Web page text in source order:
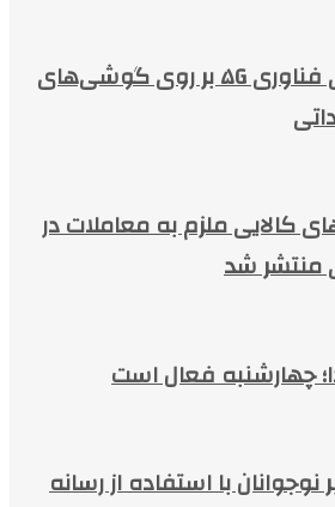
الزام فعال‌سازی فناوری ۵G بر روی گوشی‌های
کالایی ملزم به معاملات در
منتشر شد
چهارشنبه فعال است
نوجوانان با استفاده از رسانه